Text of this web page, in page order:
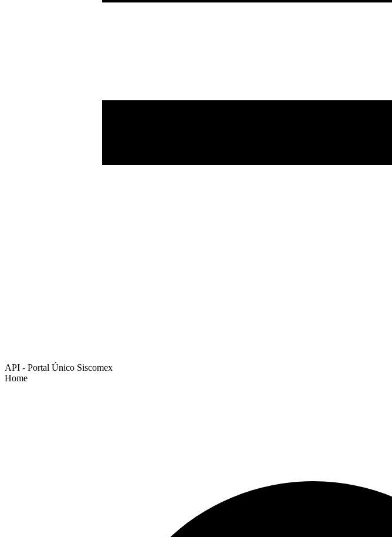
API - Portal Único Siscomex
Home